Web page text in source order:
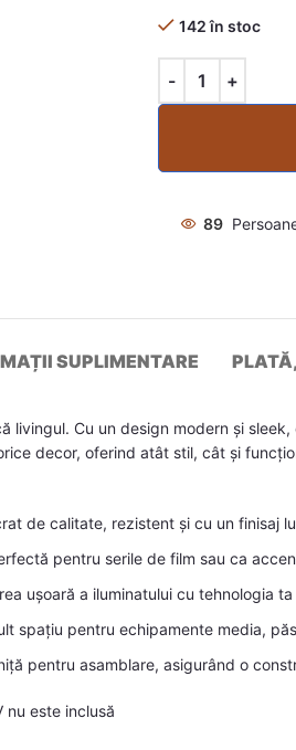
142 în stoc
89
SUPLIMENTARE
Cu un design modern și
decor, oferind atât stil, cât și
de calitate, rezistent și cu un finisaj
pentru serile de film sau ca
ușoară a iluminatului cu tehnologia ta
spațiu pentru echipamente media,
pentru asamblare, asigurând o
nu este inclusă